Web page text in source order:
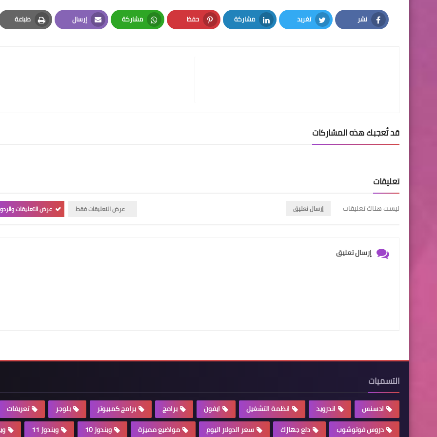
نشر
Facebook
تغريد
Twitter
مشاركة
LinkedIn
حفظ
Pinterest
مشاركة
Whatsapp
إرسال
Email
طباعة
Print
قد تُعجبك هذه المشاركات
تعليقات
ليست هناك تعليقات إرسال تعليق عرض التعليقات فقط عرض التعليقات
إرسال تعليق
التسميات
ادسنس اندرويد انظمة التشغيل ايفون برامج برامج كمبيوتر بلوجر
تعريفات
دروس فوتوشوب
دلع جهازك سعر الدولار اليوم مواضيع مميزة ويندوز 10 ويندوز 11